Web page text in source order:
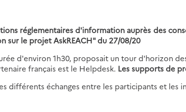
réglementaires d'information auprès des
sur le projet AskREACH" du 27/08/20
d'environ 1h30, proposait un tour d'horizon
français est le Helpdesk. Les supports de
différents échanges entre les participants et les